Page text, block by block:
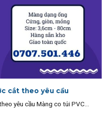
cắt theo yêu cầu
yêu cầu Màng co túi PVC...